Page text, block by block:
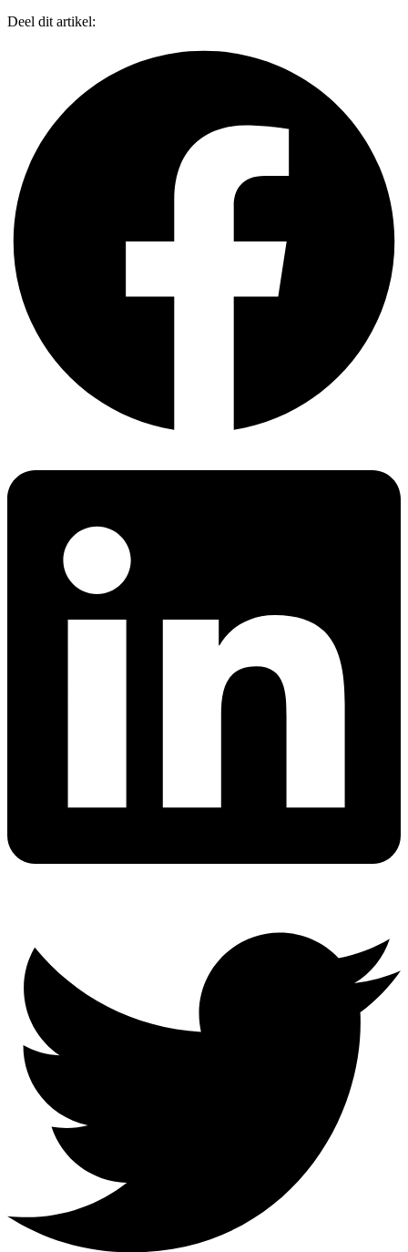
Deel dit artikel: